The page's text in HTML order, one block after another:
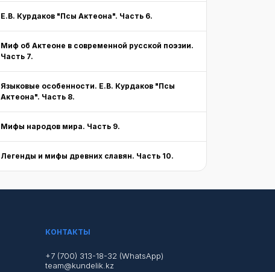
Е.В. Курдаков "Псы Актеона". Часть 6.
Миф об Актеоне в современной русской поэзии.
Часть 7.
Языковые особенности. Е.В. Курдаков "Псы
Актеона". Часть 8.
Мифы народов мира. Часть 9.
Легенды и мифы древних славян. Часть 10.
КОНТАКТЫ
+7 (700) 313-18-32 (WhatsApp)
team@kundelik.kz